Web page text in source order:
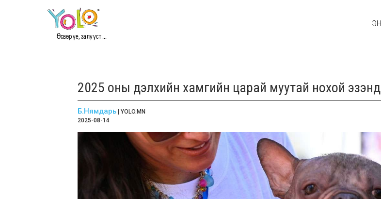
Өсвөр үе, залууст ...
2025 оны дэлхийн хамгийн царай муутай нохой
Б.Нямдарь | YOLO.MN
2025-08-14